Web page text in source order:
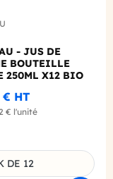
- JUS DE
BOUTEILLE
250ML X12 BIO
€ HT
€ l'unité
DE 12